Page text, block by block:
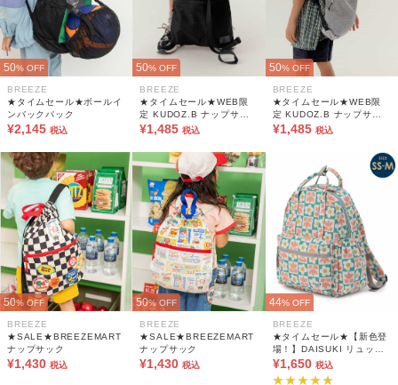
50% OFF
BREEZE
★タイムセール★ボールイ
ンバックパック
¥2,145 税込
50% OFF
BREEZE
★タイムセール★WEB限
定 KUDOZ.B ナップサッ
ク
¥1,485 税込
50% OFF
BREEZE
★タイムセール★WEB限
定 KUDOZ.B ナップサッ
ク
¥1,485 税込
50% OFF
BREEZE
★SALE★BREEZEMART
ナップサック
¥1,430 税込
50% OFF
BREEZE
★SALE★BREEZEMART
ナップサック
¥1,430 税込
44% OFF
BREEZE
★タイムセール★【新色登
場！】DAISUKI リュック
(SS・S・M)
¥1,650 税込